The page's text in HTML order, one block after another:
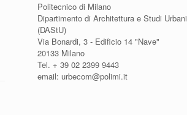
Politecnico di Milano
Dipartimento di Architettura e Studi Urbani
(DAStU)
Via Bonardi, 3 - Edificio 14 "Nave"
20133 Milano
Tel. + 39 02 2399 9443
email: urbecom@polimi.it